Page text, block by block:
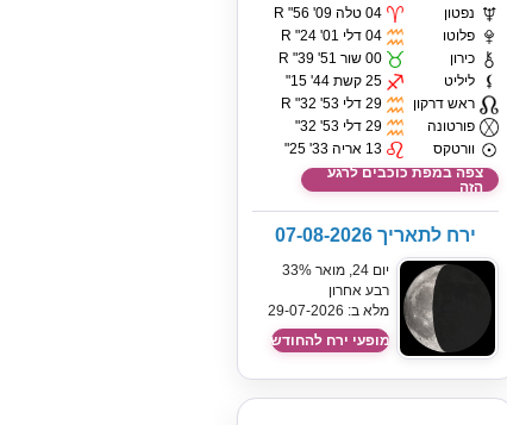
נפטון
פלוטו
כירון
ליליט
ראש דרקון
פורטונה
וורטקס
04 טלה 09' 56" R
04 דלי 01' 24" R
00 שור 51' 39" R
25 קשת 44' 15"
29 דלי 53' 32" R
29 דלי 53' 32"
13 אריה 33' 25"
צפה במפת כוכבים לרגע
הזה
ירח לתאריך 07-08-2026
יום 24, מואר 33%
רבע אחרון
מלא ב: 29-07-2026
מופעי ירח להחודש